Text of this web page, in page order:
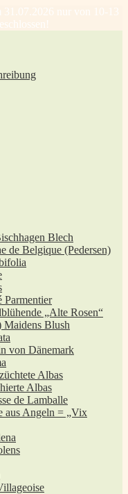
31.07.2026 nur von 10-13
Blech
de Belgique (Pedersen)
Parmentier
„Alte Rosen“
Maidens Blush
von Dänemark
Albas
Albas
de Lamballe
aus Angeln = „Vix